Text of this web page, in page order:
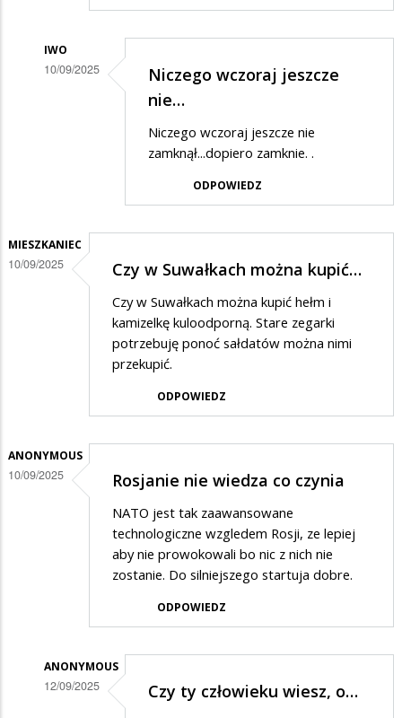
IWO
10/09/2025
odpowiedzi
przypadek
Niczego wczoraj jeszcze
nie…
Niczego wczoraj jeszcze nie
zamknął...dopiero zamknie. .
ODPOWIEDZ
MIESZKANIEC
10/09/2025 Czy w Suwałkach można kupić…
Czy w Suwałkach można kupić hełm i
kamizelkę kuloodporną. Stare zegarki
potrzebuję ponoć sałdatów można nimi
przekupić.
ODPOWIEDZ
ANONYMOUS
10/09/2025 Rosjanie nie wiedza co czynia
NATO jest tak zaawansowane
technologiczne wzgledem Rosji, ze lepiej
aby nie prowokowali bo nic z nich nie
zostanie. Do silniejszego startuja dobre.
ODPOWIEDZ
ANONYMOUS
12/09/2025 Czy ty człowieku wiesz, o…